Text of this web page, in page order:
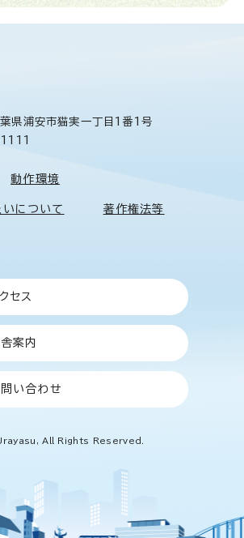
浦安市猫実一丁目1番1号
動作環境
について 著作権法等
セス
案内
い合わせ
All Rights Reserved.